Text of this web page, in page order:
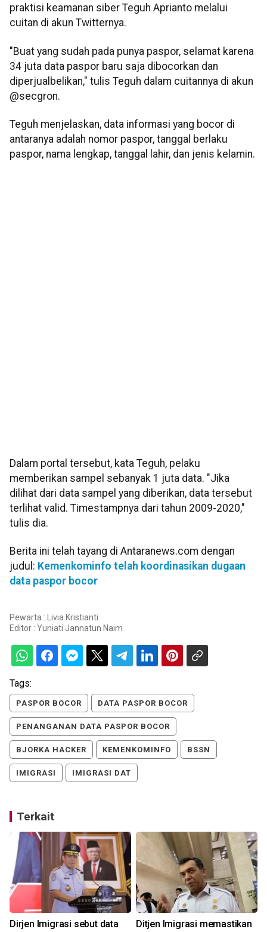
praktisi keamanan siber Teguh Aprianto melalui
cuitan di akun Twitternya.
"Buat yang sudah pada punya paspor, selamat karena
34 juta data paspor baru saja dibocorkan dan
diperjualbelikan," tulis Teguh dalam cuitannya di akun
@secgron.
Teguh menjelaskan, data informasi yang bocor di
antaranya adalah nomor paspor, tanggal berlaku
paspor, nama lengkap, tanggal lahir, dan jenis kelamin.
Dalam portal tersebut, kata Teguh, pelaku
memberikan sampel sebanyak 1 juta data. "Jika
dilihat dari data sampel yang diberikan, data tersebut
terlihat valid. Timestampnya dari tahun 2009-2020,"
tulis dia.
Berita ini telah tayang di Antaranews.com dengan
judul: Kemenkominfo telah koordinasikan dugaan
data paspor bocor
Pewarta : Livia Kristianti
Editor : Yuniati Jannatun Naim
Tags:
PASPOR BOCOR DATA PASPOR BOCOR
PENANGANAN DATA PASPOR BOCOR
BJORKA HACKER KEMENKOMINFO BSSN
IMIGRASI IMIGRASI DAT
Terkait
Dirjen Imigrasi sebut data
Ditjen Imigrasi memastikan